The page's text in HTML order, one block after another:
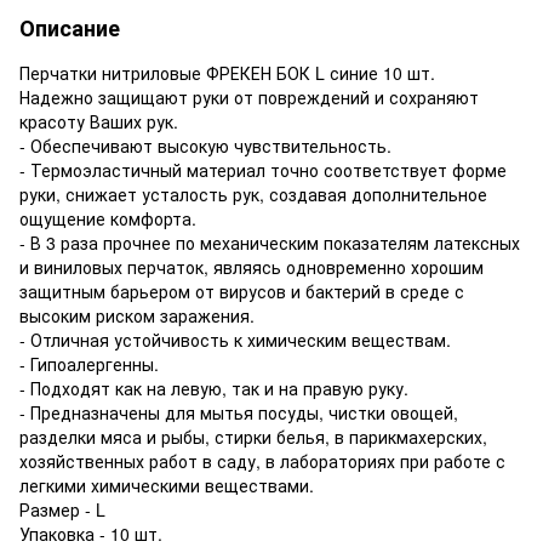
Описание
Перчатки нитриловые ФРЕКЕН БОК L синие 10 шт.
Надежно защищают руки от повреждений и сохраняют
красоту Ваших рук.
- Обеспечивают высокую чувствительность.
- Термоэластичный материал точно соответствует форме
руки, снижает усталость рук, создавая дополнительное
ощущение комфорта.
- В 3 раза прочнее по механическим показателям латексных
и виниловых перчаток, являясь одновременно хорошим
защитным барьером от вирусов и бактерий в среде с
высоким риском заражения.
- Отличная устойчивость к химическим веществам.
- Гипоалергенны.
- Подходят как на левую, так и на правую руку.
- Предназначены для мытья посуды, чистки овощей,
разделки мяса и рыбы, стирки белья, в парикмахерских,
хозяйственных работ в саду, в лабораториях при работе с
легкими химическими веществами.
Размер - L
Упаковка - 10 шт.